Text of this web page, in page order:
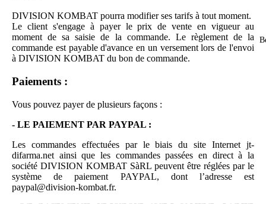
DIVISION KOMBAT pourra modifier ses tarifs à tout moment.
Le client s'engage à payer le prix de vente en vigueur au
moment de sa saisie de la commande. Le règlement de la
commande est payable d'avance en un versement lors de l'envoi
à DIVISION KOMBAT du bon de commande.
Paiements :
Vous pouvez payer de plusieurs façons :
- LE PAIEMENT PAR PAYPAL :
Les commandes effectuées par le biais du site Internet jt-
difarma.net ainsi que les commandes passées en direct à la
société DIVISION KOMBAT SàRL peuvent être réglées par le
système de paiement PAYPAL, dont l’adresse est
paypal@division-kombat.fr.